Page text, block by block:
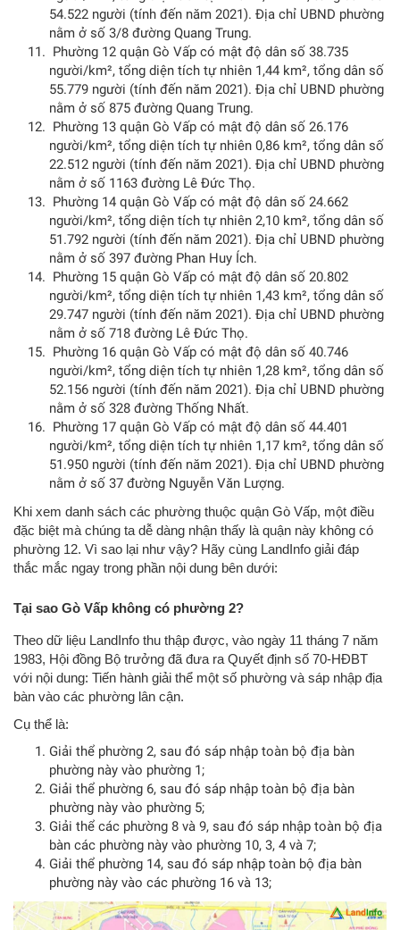
54.522 người (tính đến năm 2021). Địa chỉ UBND phường
nằm ở số 3/8 đường Quang Trung.
Phường 12 quận Gò Vấp có mật độ dân số 38.735
người/km², tổng diện tích tự nhiên 1,44 km², tổng dân số
55.779 người (tính đến năm 2021). Địa chỉ UBND phường
nằm ở số 875 đường Quang Trung.
Phường 13 quận Gò Vấp có mật độ dân số 26.176
người/km², tổng diện tích tự nhiên 0,86 km², tổng dân số
22.512 người (tính đến năm 2021). Địa chỉ UBND phường
nằm ở số 1163 đường Lê Đức Thọ.
Phường 14 quận Gò Vấp có mật độ dân số 24.662
người/km², tổng diện tích tự nhiên 2,10 km², tổng dân số
51.792 người (tính đến năm 2021). Địa chỉ UBND phường
nằm ở số 397 đường Phan Huy Ích.
Phường 15 quận Gò Vấp có mật độ dân số 20.802
người/km², tổng diện tích tự nhiên 1,43 km², tổng dân số
29.747 người (tính đến năm 2021). Địa chỉ UBND phường
nằm ở số 718 đường Lê Đức Thọ.
Phường 16 quận Gò Vấp có mật độ dân số 40.746
người/km², tổng diện tích tự nhiên 1,28 km², tổng dân số
52.156 người (tính đến năm 2021). Địa chỉ UBND phường
nằm ở số 328 đường Thống Nhất.
Phường 17 quận Gò Vấp có mật độ dân số 44.401
người/km², tổng diện tích tự nhiên 1,17 km², tổng dân số
51.950 người (tính đến năm 2021). Địa chỉ UBND phường
nằm ở số 37 đường Nguyễn Văn Lượng.
Khi xem danh sách các phường thuộc quận Gò Vấp, một điều
đặc biệt mà chúng ta dễ dàng nhận thấy là quận này không có
phường 12. Vì sao lại như vậy? Hãy cùng LandInfo giải đáp
thắc mắc ngay trong phần nội dung bên dưới:
Tại sao Gò Vấp không có phường 2?
Theo dữ liệu LandInfo thu thập được, vào ngày 11 tháng 7 năm
1983, Hội đồng Bộ trưởng đã đưa ra Quyết định số 70-HĐBT
với nội dung: Tiến hành giải thể một số phường và sáp nhập địa
bàn vào các phường lân cận.
Cụ thể là:
Giải thể phường 2, sau đó sáp nhập toàn bộ địa bàn
phường này vào phường 1;
Giải thể phường 6, sau đó sáp nhập toàn bộ địa bàn
phường này vào phường 5;
Giải thể các phường 8 và 9, sau đó sáp nhập toàn bộ địa
bàn các phường này vào phường 10, 3, 4 và 7;
Giải thể phường 14, sau đó sáp nhập toàn bộ địa bàn
phường này vào các phường 16 và 13;